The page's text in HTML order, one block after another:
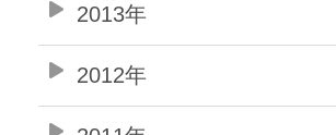
2013年
2012年